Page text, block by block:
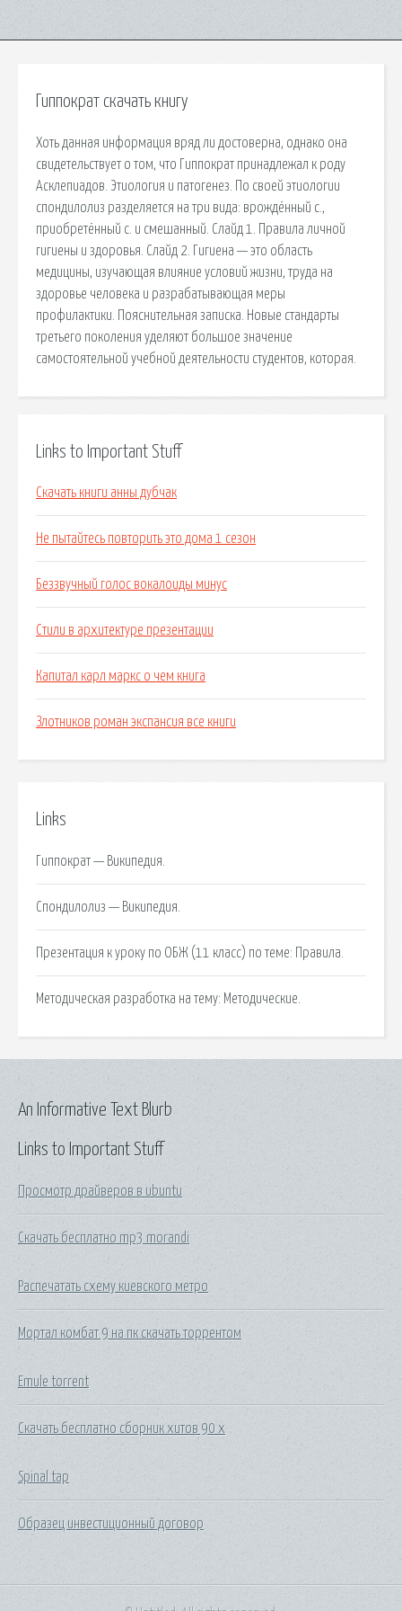
Гиппократ скачать книгу
Хоть данная информация вряд ли достоверна, однако она
свидетельствует о том, что Гиппократ принадлежал к роду
Асклепиадов. Этиология и патогенез. По своей этиологии
спондилолиз разделяется на три вида: врождённый с.,
приобретённый с. и смешанный. Слайд 1. Правила личной
гигиены и здоровья. Слайд 2. Гигиена — это область
медицины, изучающая влияние условий жизни, труда на
здоровье человека и разрабатывающая меры
профилактики. Пояснительная записка. Новые стандарты
третьего поколения уделяют большое значение
самостоятельной учебной деятельности студентов, которая.
Links to Important Stuff
Скачать книги анны дубчак
Не пытайтесь повторить это дома 1 сезон
Беззвучный голос вокалоиды минус
Стили в архитектуре презентации
Капитал карл маркс о чем книга
Злотников роман экспансия все книги
Links
Гиппократ — Википедия.
Спондилолиз — Википедия.
Презентация к уроку по ОБЖ (11 класс) по теме: Правила.
Методическая разработка на тему: Методические.
Links to Important Stuff
Просмотр драйверов в ubuntu
Скачать бесплатно mp3 morandi
Распечатать схему киевского метро
Мортал комбат 9 на пк скачать торрентом
Emule torrent
Скачать бесплатно сборник хитов 90 х
Spinal tap
Образец инвестиционный договор
An Informative Text Blurb